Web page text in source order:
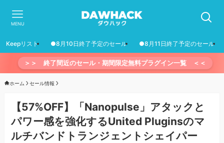
MENU
Keepリスト ●8月10日終了予定のセール ●8月11日終了予定のセール
＞＞ 終了間近のセール・期間限定無料プラグイン一覧 ＜＜
ホーム セール情報
【57%OFF】「Nanopulse」アタックと
パワー感を強化するUnited Pluginsのマ
ルチバンドトランジェントシェイパー